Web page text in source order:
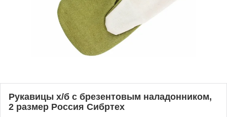
Рукавицы х/б с брезентовым наладонником,
2 размер Россия Сибртех